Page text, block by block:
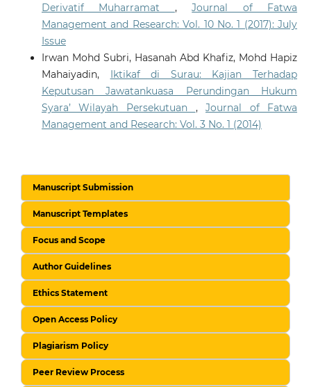
Derivatif Muharramat ,Journal of Fatwa
Management and Research: Vol. 10 No. 1 (2017): July
Issue
Irwan Mohd Subri, Hasanah Abd Khafiz, Mohd Hapiz
Mahaiyadin, Iktikaf di Surau: Kajian Terhadap
Keputusan Jawatankuasa Perundingan Hukum
Syara’ Wilayah Persekutuan ,Journal of Fatwa
Management and Research: Vol. 3 No. 1 (2014)
Manuscript Submission
Manuscript Templates
Focus and Scope
Author Guidelines
Ethics Statement
Open Access Policy
Plagiarism Policy
Peer Review Process